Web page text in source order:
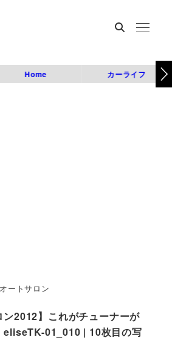
Home カーライフ
オートサロン
ン2012】これがチューナーが
01_010 | 10枚目の写